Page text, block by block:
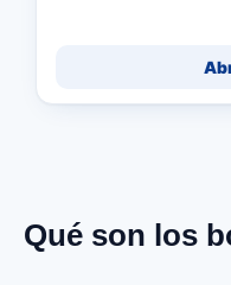
Qué son los